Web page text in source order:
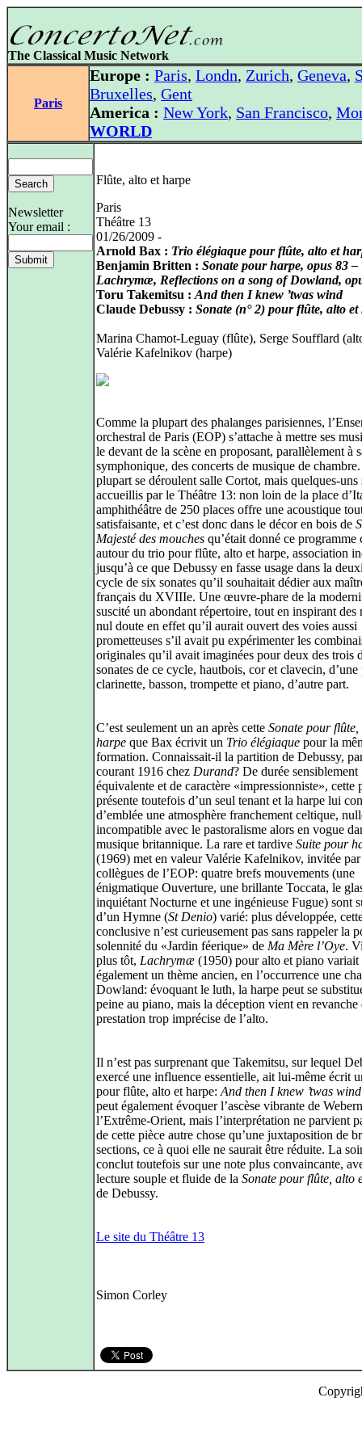
The Classical Music Network
Paris
Europe : Paris, Londn, Zurich, Geneva,
Bruxelles, Gent
America : New York, San Francisco,
WORLD
Newsletter
Your email :
Flûte, alto et harpe
Paris
Théâtre 13
01/26/2009 -
Arnold Bax : Trio élégiaque pour flûte, alto et
Benjamin Britten : Sonate pour harpe, opus 83 –
Lachrymæ, Reflections on a song of Dowland,
Toru Takemitsu : And then I knew ’twas wind
Claude Debussy : Sonate (n° 2) pour flûte, alto et
Marina Chamot-Leguay (flûte), Serge Soufflard
Valérie Kafelnikov (harpe)
Comme la plupart des phalanges parisiennes,
orchestral de Paris (EOP) s’attache à mettre ses
le devant de la scène en proposant, parallèlement à
symphonique, des concerts de musique de
plupart se déroulent salle Cortot, mais quelques-uns
accueillis par le Théâtre 13: non loin de la place
amphithéâtre de 250 places offre une acoustique
satisfaisante, et c’est donc dans le décor en bois de
Majesté des mouches qu’était donné ce programme
autour du trio pour flûte, alto et harpe, association
jusqu’à ce que Debussy en fasse usage dans la
cycle de six sonates qu’il souhaitait dédier aux
français du XVIIIe. Une œuvre-phare de la
suscité un abondant répertoire, tout en inspirant des
nul doute en effet qu’il aurait ouvert des voies aussi
prometteuses s’il avait pu expérimenter les
originales qu’il avait imaginées pour deux des trois
sonates de ce cycle, hautbois, cor et clavecin, d’une
clarinette, basson, trompette et piano, d’autre part.
C’est seulement un an après cette Sonate pour flûte,
harpe que Bax écrivit un Trio élégiaque pour la
formation. Connaissait-il la partition de Debussy,
courant 1916 chez Durand? De durée sensiblement
équivalente et de caractère «impressionniste», cette
présente toutefois d’un seul tenant et la harpe lui
d’emblée une atmosphère franchement celtique,
incompatible avec le pastoralisme alors en vogue
musique britannique. La rare et tardive Suite pour
(1969) met en valeur Valérie Kafelnikov, invitée par
collègues de l’EOP: quatre brefs mouvements (une
énigmatique Ouverture, une brillante Toccata, le
inquiétant Nocturne et une ingénieuse Fugue) sont
d’un Hymne (St Denio) varié: plus développée,
conclusive n’est curieusement pas sans rappeler la
solennité du «Jardin féerique» de Ma Mère l’Oye.
plus tôt, Lachrymæ (1950) pour alto et piano variait
également un thème ancien, en l’occurrence une
Dowland: évoquant le luth, la harpe peut se
peine au piano, mais la déception vient en revanche
prestation trop imprécise de l’alto.
Il n’est pas surprenant que Takemitsu, sur lequel
exercé une influence essentielle, ait lui-même écrit
pour flûte, alto et harpe: And then I knew ’twas wind
peut également évoquer l’ascèse vibrante de
l’Extrême-Orient, mais l’interprétation ne parvient
de cette pièce autre chose qu’une juxtaposition de
sections, ce à quoi elle ne saurait être réduite. La
conclut toutefois sur une note plus convaincante,
lecture souple et fluide de la Sonate pour flûte, alto
de Debussy.
Le site du Théâtre 13
Simon Corley